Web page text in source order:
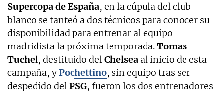
Supercopa de España, en la cúpula del club
blanco se tanteó a dos técnicos para conocer su
disponibilidad para entrenar al equipo
madridista la próxima temporada.Tomas
Tuchel, destituido delChelsea al inicio de esta
campaña, yPochettino, sin equipo tras ser
despedido delPSG, fueron los dos entrenadores